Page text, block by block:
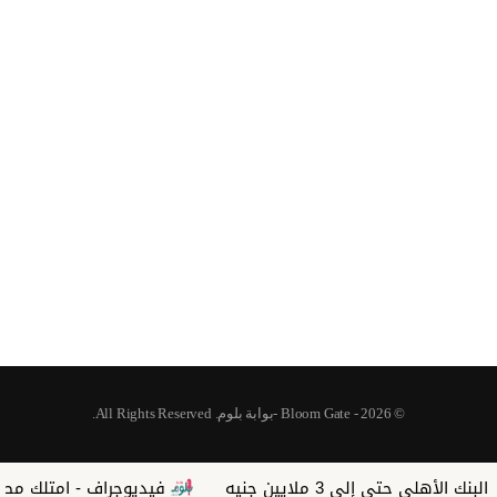
© 2026 - Bloom Gate -بوابة بلوم. All Rights Reserved.
فيديوجراف - امتلك مصنعك في 7 سنوات.. أعرف الشروط